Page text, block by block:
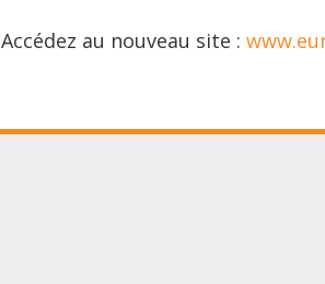
Accédez au nouveau site :